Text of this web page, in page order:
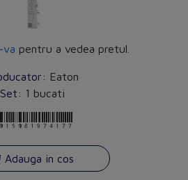
pentru a vedea pretul.
Eaton
Set: 1 bucati
Adauga in cos